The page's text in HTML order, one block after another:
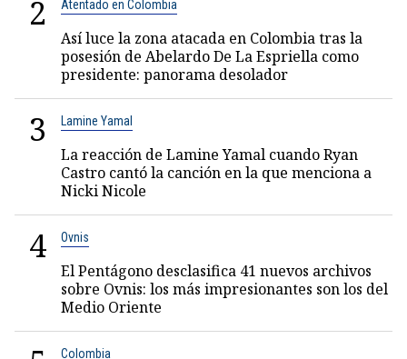
2 Atentado en Colombia
Así luce la zona atacada en Colombia tras la
posesión de Abelardo De La Espriella como
presidente: panorama desolador
3 Lamine Yamal
La reacción de Lamine Yamal cuando Ryan
Castro cantó la canción en la que menciona a
Nicki Nicole
4 Ovnis
El Pentágono desclasifica 41 nuevos archivos
sobre Ovnis: los más impresionantes son los del
Medio Oriente
Colombia